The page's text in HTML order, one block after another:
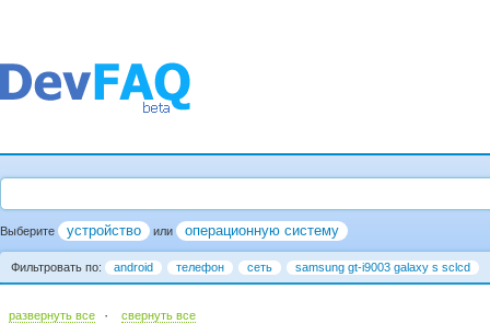
Выберите устройство или операционную систему
Фильтровать по: android телефон сеть samsung gt-i9003 galaxy s sclcd
развернуть все · cвернуть все